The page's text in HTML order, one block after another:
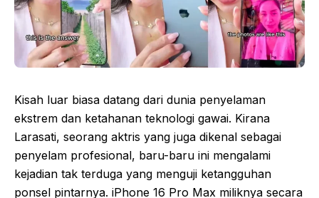
Kisah luar biasa datang dari dunia penyelaman
ekstrem dan ketahanan teknologi gawai. Kirana
Larasati, seorang aktris yang juga dikenal sebagai
penyelam profesional, baru-baru ini mengalami
kejadian tak terduga yang menguji ketangguhan
ponsel pintarnya. iPhone 16 Pro Max miliknya secara